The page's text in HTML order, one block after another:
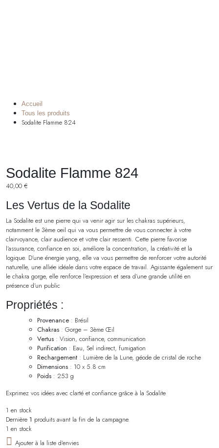
Accueil
Tous les produits
Sodalite Flamme 824
Sodalite Flamme 824
40,00 €
Les Vertus de la Sodalite
La Sodalite est une pierre qui va venir agir sur les chakras supérieurs,
notamment le 3ème oeil qui va vous permettre de vous connecter à votre
clairvoyance, clair audience et votre clair ressenti. Cette pierre favorise
l’assurance, confiance en soi, améliore la concentration, la créativité et la
logique. D’une énergie yang, elle va vous permettre de renforcer votre autorité
naturelle, une alliée idéale dans votre espace de travail. Agissante également sur
le chakra gorge, elle renforce l’expression et sera d’une grande utilité en
présence d’un public
Propriétés :
Provenance : Brésil
Chakras : Gorge – 3ème Œil
Vertus : Vision, confiance, communication
Purification : Eau, Sel indirect, fumigation
Rechargement : Lumière de la Lune, géode de cristal de roche
Dimensions : 10 x 5.8 cm
Poids : 253 g
Exprimez vos idées avec clarté et confiance grâce à la Sodalite
1 en stock
Dernière 1 produits avant la fin de la campagne.
1 en stock
Ajouter à la liste d'envies